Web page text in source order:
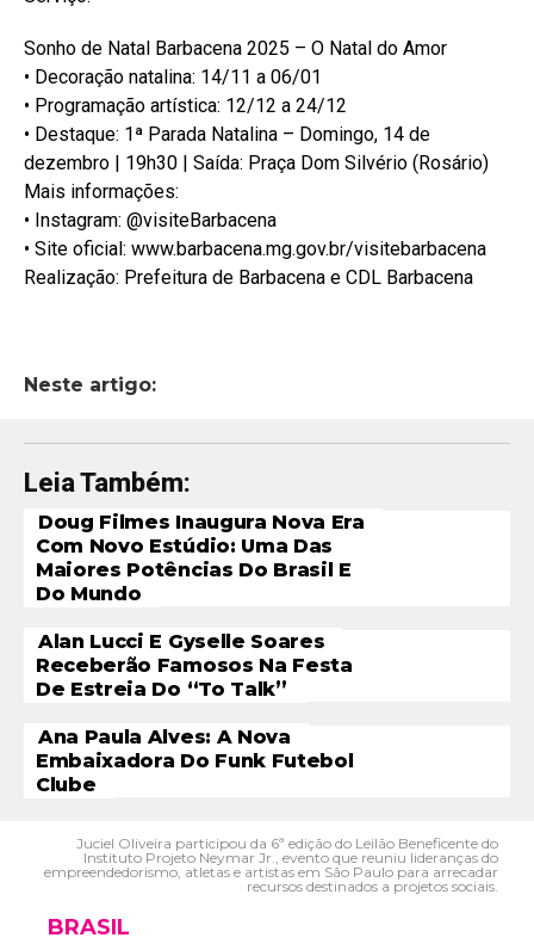
Sonho de Natal Barbacena 2025 – O Natal do Amor
• Decoração natalina: 14/11 a 06/01
• Programação artística: 12/12 a 24/12
• Destaque: 1ª Parada Natalina – Domingo, 14 de
dezembro | 19h30 | Saída: Praça Dom Silvério (Rosário)
Mais informações:
• Instagram: @visiteBarbacena
• Site oficial: www.barbacena.mg.gov.br/visitebarbacena
Realização: Prefeitura de Barbacena e CDL Barbacena
Neste artigo:
Leia Também:
Doug Filmes Inaugura Nova Era
Com Novo Estúdio: Uma Das
Maiores Potências Do Brasil E
Do Mundo
Alan Lucci E Gyselle Soares
Receberão Famosos Na Festa
De Estreia Do “To Talk”
Ana Paula Alves: A Nova
Embaixadora Do Funk Futebol
Clube
Juciel Oliveira participou da 6ª edição do Leilão Beneficente do
Instituto Projeto Neymar Jr., evento que reuniu lideranças do
empreendedorismo, atletas e artistas em São Paulo para arrecadar
recursos destinados a projetos sociais.
BRASIL